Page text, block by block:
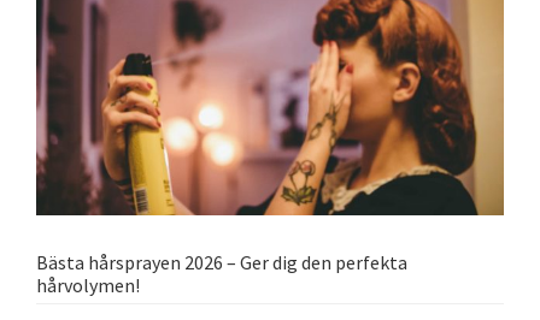
Bästa hårsprayen 2026 – Ger dig den perfekta
hårvolymen!